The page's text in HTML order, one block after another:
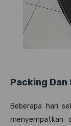
Packing Dan
Beberapa hari
menyempatkan